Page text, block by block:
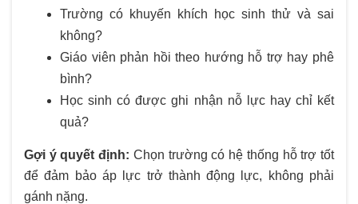
Trường có khuyến khích học sinh thử và sai
không?
Giáo viên phản hồi theo hướng hỗ trợ hay phê
bình?
Học sinh có được ghi nhận nỗ lực hay chỉ kết
quả?
Gợi ý quyết định: Chọn trường có hệ thống hỗ trợ tốt
để đảm bảo áp lực trở thành động lực, không phải
gánh nặng.